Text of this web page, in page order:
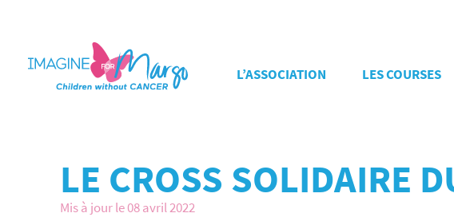
L’ASSOCIATION LES COURSES
LE CROSS SOLIDAIRE
Mis à jour le 08 avril 2022